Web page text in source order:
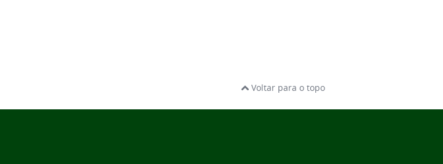
Voltar para o topo